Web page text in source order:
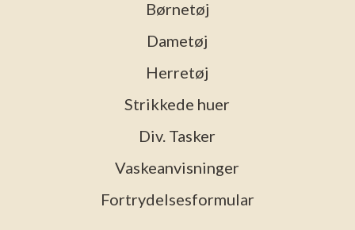
Børnetøj
Dametøj
Herretøj
Strikkede huer
Div. Tasker
Vaskeanvisninger
Fortrydelsesformular